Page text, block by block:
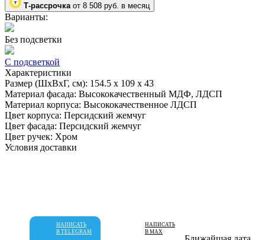
Т-рассрочка от 8 508 руб. в месяц
Варианты:
Без подсветки
С подсветкой
Характеристики
Размер (ШхВхГ, см): 154.5 х 109 х 43
Материал фасада: Высококачественный МДФ, ЛДСП
Материал корпуса: Высококачественное ЛДСП
Цвет корпуса: Персидский жемчуг
Цвет фасада: Персидский жемчуг
Цвет ручек: Хром
Условия доставки
НАПИСАТЬ
В TELEGRAM
НАПИСАТЬ
В MAX